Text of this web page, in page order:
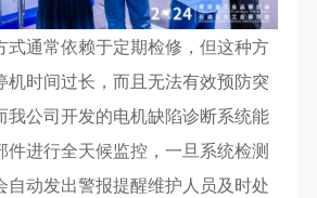
式通常依赖于定期检修，但这种方
机时间过长，而且无法有效预防突
我公司开发的电机缺陷诊断系统能
件进行全天候监控，一旦系统检测
自动发出警报提醒维护人员及时处